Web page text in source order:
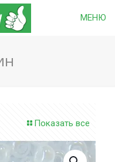
МЕНЮ
Показать все